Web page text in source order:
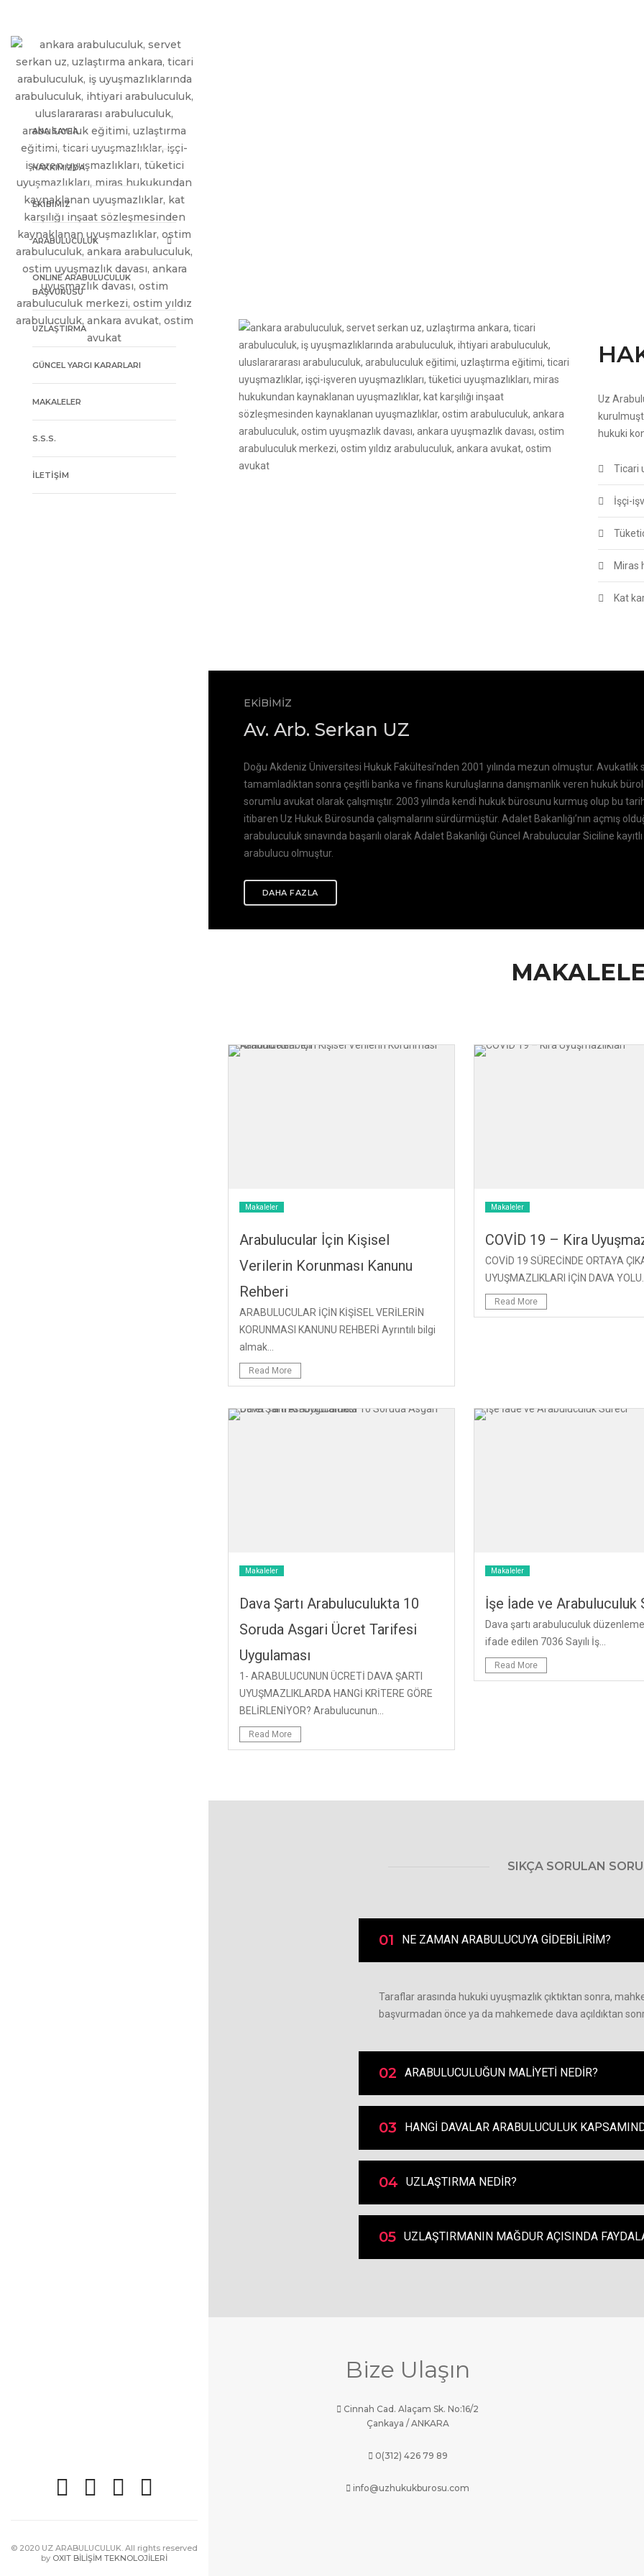
ANA SAYFA
HAKKIMIZDA
EKİBİMİZ
ARABULUCULUK
ONLINE ARABULUCULUK
BAŞVURUSU
UZLAŞTIRMA
GÜNCEL YARGI KARARLARI
MAKALELER
S.S.S.
İLETİŞİM
© 2020 UZ ARABULUCULUK. All rights reserved
by OXIT BİLİŞİM TEKNOLOJİLERİ
Uz
hukuki
Ticari
İşçi-
Miras
Kat
EKİBİMİZ
Av. Arb. Serkan UZ
Doğu Akdeniz Üniversitesi Hukuk Fakültesi’nden 2001 yılında mezun olmuştur. Avukatlık
tamamladıktan sonra çeşitli banka ve finans kuruluşlarına danışmanlık veren hukuk
sorumlu avukat olarak çalışmıştır. 2003 yılında kendi hukuk bürosunu kurmuş olup bu
itibaren Uz Hukuk Bürosunda çalışmalarını sürdürmüştür. Adalet Bakanlığı’nın açmış
arabuluculuk sınavında başarılı olarak Adalet Bakanlığı Güncel Arabulucular Siciline kayıtlı
arabulucu olmuştur.
DAHA FAZLA
Makaleler
Arabulucular İçin Kişisel
Verilerin Korunması Kanunu
Rehberi
ARABULUCULAR İÇİN KİŞİSEL VERİLERİN
KORUNMASI KANUNU REHBERİ Ayrıntılı bilgi
almak...
Read More
Makaleler
COVİD 19 – Kira
COVİD 19 SÜRECİNDE ORTAYA
UYUŞMAZLIKLARI İÇİN DAVA YOLU...
Read More
Makaleler
Dava Şartı Arabuluculukta 10
Soruda Asgari Ücret Tarifesi
Uygulaması
1- ARABULUCUNUN ÜCRETİ DAVA ŞARTI
UYUŞMAZLIKLARDA HANGİ KRİTERE GÖRE
BELİRLENİYOR? Arabulucunun...
Read More
Makaleler
İşe İade ve Arabuluculuk
Dava şartı arabuluculuk
ifade edilen 7036 Sayılı İş...
Read More
SIKÇA SORULAN
01 NE ZAMAN ARABULUCUYA GİDEBİLİRİM?
Taraflar arasında hukuki uyuşmazlık çıktıktan sonra,
başvurmadan önce ya da mahkemede dava açıldıktan
02 ARABULUCULUĞUN MALİYETİ NEDİR?
03 HANGİ DAVALAR ARABULUCULUK
04 UZLAŞTIRMA NEDİR?
05 UZLAŞTIRMANIN MAĞDUR AÇISINDA
Bize Ulaşın
Cinnah Cad. Alaçam Sk. No:16/2
Çankaya / ANKARA
0(312) 426 79 89
info@uzhukukburosu.com